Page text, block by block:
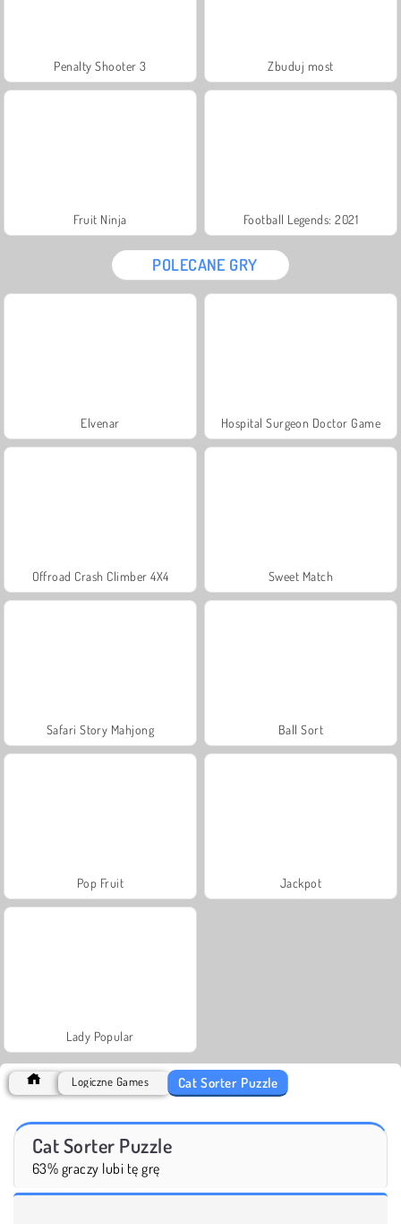
Penalty Shooter 3 Zbuduj most
Fruit Ninja Football Legends: 2021
POLECANE GRY
Elvenar Hospital Surgeon Doctor Game
Offroad Crash Climber 4X4 Sweet Match
Safari Story Mahjong Ball Sort
Pop Fruit Jackpot
Lady Popular
Logiczne Games Cat Sorter Puzzle
Cat Sorter Puzzle
63% graczy lubi tę grę